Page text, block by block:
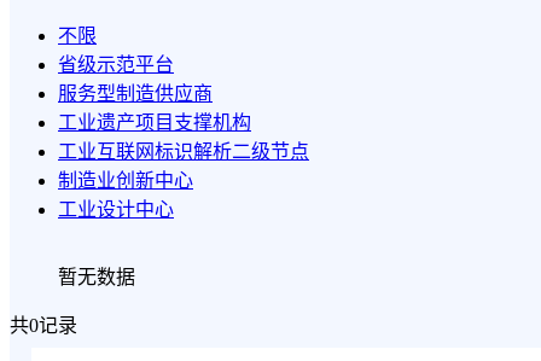
不限
省级示范平台
服务型制造供应商
工业遗产项目支撑机构
工业互联网标识解析二级节点
制造业创新中心
工业设计中心
暂无数据
共0记录